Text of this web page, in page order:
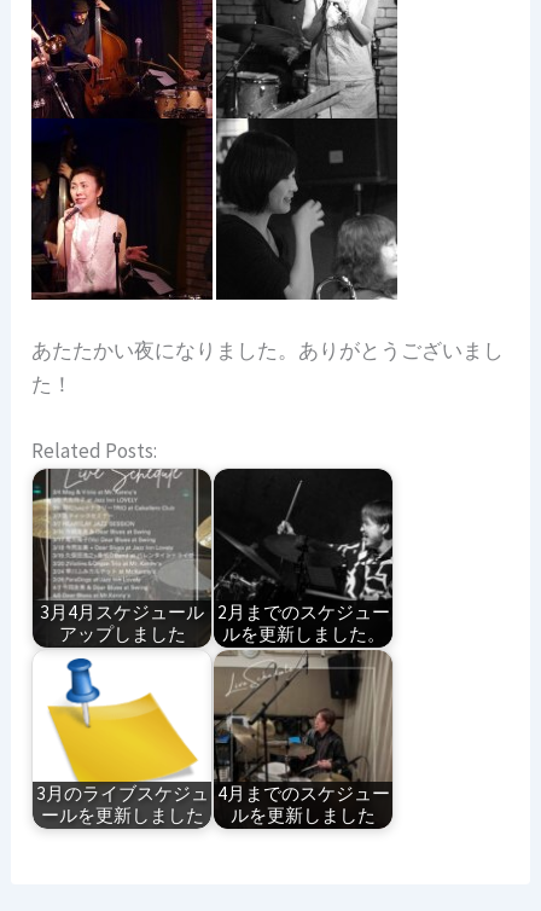
あたたかい夜になりました。ありがとうございまし
た！
Related Posts:
3月4月スケジュール
アップしました
2月までのスケジュー
ルを更新しました。
3月のライブスケジュ
ールを更新しました
4月までのスケジュー
ルを更新しました